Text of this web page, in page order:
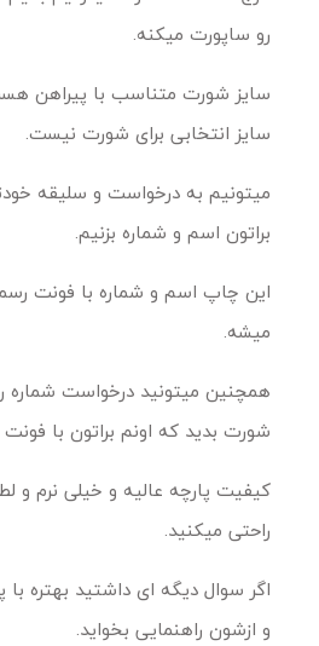
رو ساپورت میکنه.
سایز شورت متناسب با پیراهن
سایز انتخابی برای شورت نیست.
میتونیم به درخواست و سلیقه
براتون اسم و شماره بزنیم.
این چاپ اسم و شماره با فونت
میشه.
همچنین میتونید درخواست شماره
شورت بدید که اونم براتون با
کیفیت پارچه عالیه و خیلی نرم
راحتی میکنید.
اگر سوال دیگه ای داشتید بهتره
و ازشون راهنمایی بخواید.